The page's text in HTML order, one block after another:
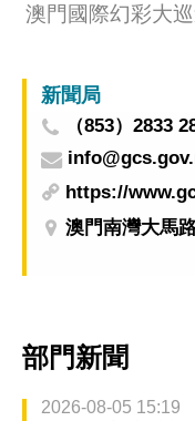
澳門國際幻彩大
新聞局
（853）2833
https://
澳門南灣大馬
部門新聞
2026-08-05 15:19